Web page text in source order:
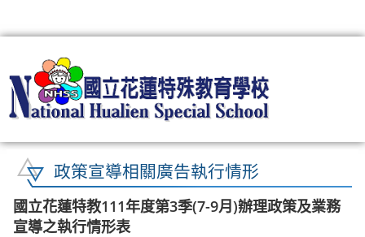
政策宣導相關廣告執行情形
國立花蓮特教111年度第3季(7-9月)辦理政策及業務
宣導之執行情形表